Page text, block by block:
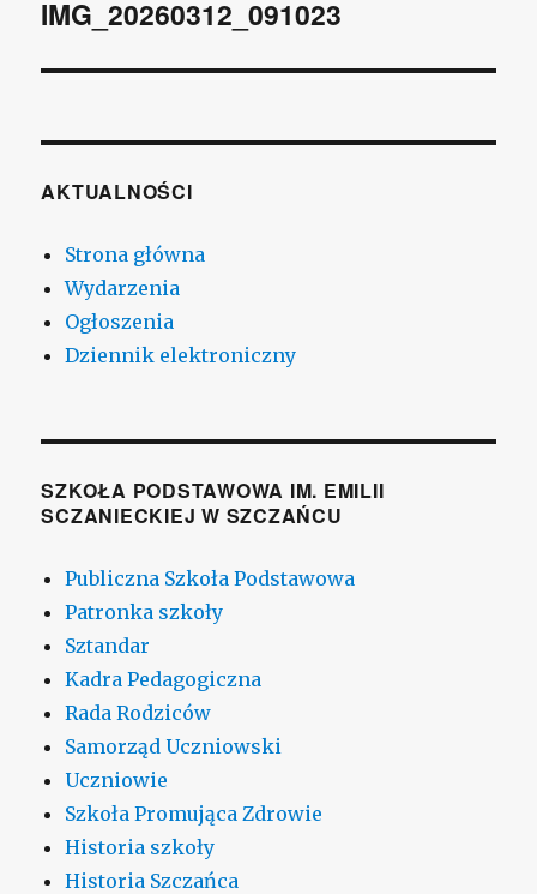
IMG_20260312_091023
AKTUALNOŚCI
Strona główna
Wydarzenia
Ogłoszenia
Dziennik elektroniczny
SZKOŁA PODSTAWOWA IM. EMILII
SCZANIECKIEJ W SZCZAŃCU
Publiczna Szkoła Podstawowa
Patronka szkoły
Sztandar
Kadra Pedagogiczna
Rada Rodziców
Samorząd Uczniowski
Uczniowie
Szkoła Promująca Zdrowie
Historia szkoły
Historia Szczańca